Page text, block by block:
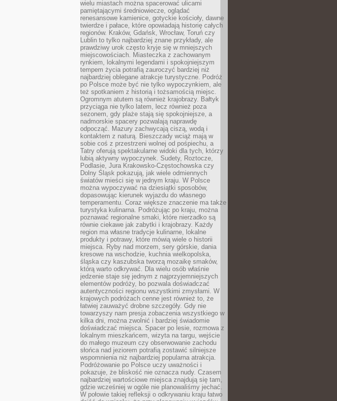
wielu miastach można spacerować ulicami
pamiętającymi średniowiecze, oglądać
renesansowe kamienice, gotyckie kościoły, dawne
twierdze i pałace, które opowiadają historię całych
regionów. Kraków, Gdańsk, Wrocław, Toruń czy
Lublin to tylko najbardziej znane przykłady, ale
prawdziwy urok często kryje się w mniejszych
miejscowościach. Miasteczka z zachowanym
rynkiem, lokalnymi legendami i spokojniejszym
tempem życia potrafią zauroczyć bardziej niż
najbardziej oblegane atrakcje turystyczne. Podróż
po Polsce może być nie tylko wypoczynkiem, ale
też spotkaniem z historią i tożsamością miejsc.
Ogromnym atutem są również krajobrazy. Bałtyk
przyciąga nie tylko latem, lecz również poza
sezonem, gdy plaże stają się spokojniejsze, a
nadmorskie spacery pozwalają naprawdę
odpocząć. Mazury zachwycają ciszą, wodą i
kontaktem z naturą. Bieszczady wciąż mają w
sobie coś z przestrzeni wolnej od pośpiechu, a
Tatry oferują spektakularne widoki dla tych, którzy
lubią aktywny wypoczynek. Sudety, Roztocze,
Podlasie, Jura Krakowsko-Częstochowska czy
Dolny Śląsk pokazują, jak wiele odmiennych
światów mieści się w jednym kraju. W Polsce
można wypoczywać na dziesiątki sposobów,
dopasowując kierunek wyjazdu do własnego
temperamentu. Coraz większe znaczenie ma także
turystyka kulinarna. Podróżując po kraju, można
poznawać regionalne smaki, które nierzadko są
równie ciekawe jak zabytki i krajobrazy. Każdy
region ma własne tradycje kulinarne, lokalne
produkty i potrawy, które mówią wiele o historii
miejsca. Ryby nad morzem, sery górskie, dania
kresowe na wschodzie, kuchnia wielkopolska,
śląska czy kaszubska tworzą mozaikę smaków,
którą warto odkrywać. Dla wielu osób właśnie
jedzenie staje się jednym z najprzyjemniejszych
elementów podróży, bo pozwala doświadczać
autentyczności regionu wszystkimi zmysłami. W
krajowych podróżach cenne jest również to, że
łatwiej zauważyć drobne szczegóły. Gdy nie
towarzyszy nam presja zobaczenia wszystkiego w
kilka dni, można zwolnić i bardziej świadomie
doświadczać miejsca. Spacer po lesie, rozmowa z
lokalnym mieszkańcem, wizyta na targu, wejście
do małego muzeum czy obserwowanie zachodu
słońca nad jeziorem potrafią zostawić silniejsze
wspomnienia niż najbardziej popularna atrakcja.
Podróżowanie po Polsce uczy uważności i
pokazuje, że bliskość nie oznacza nudy. Czasem
najbardziej wartościowe miejsca znajdują się tam,
gdzie wcześniej w ogóle nie planowaliśmy jechać.
W połowie takiej refleksji o odkrywaniu kraju łatwo